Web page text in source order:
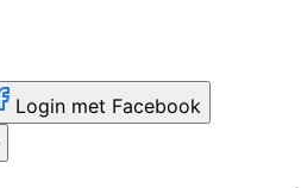
Login met Facebook